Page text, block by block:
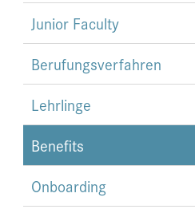
Junior Faculty
Berufungsverfahren
Lehrlinge
Benefits
Onboarding